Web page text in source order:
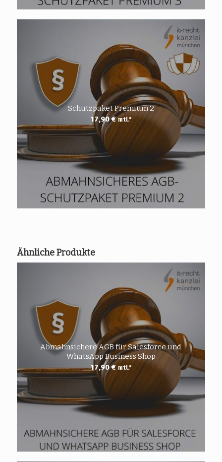
Schutzpaket Premium 2
17,90€ mtl.*
Ähnliche Produkte
Abmahnsichere AGB für Salesforce und
WhatsApp Business Shop
17,90€ mtl.*